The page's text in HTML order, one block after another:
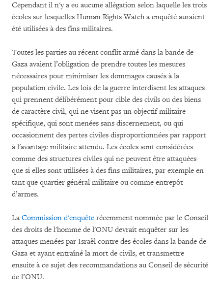
Cependant il n'y a eu aucune allégation selon laquelle les trois
écoles sur lesquelles Human Rights Watch a enquêté auraient
été utilisées à des fins militaires.
Toutes les parties au récent conflit armé dans la bande de
Gaza avaient l’obligation de prendre toutes les mesures
nécessaires pour minimiser les dommages causés à la
population civile. Les lois de la guerre interdisent les attaques
qui prennent délibérément pour cible des civils ou des biens
de caractère civil, qui ne visent pas un objectif militaire
spécifique, qui sont menées sans discernement, ou qui
occasionnent des pertes civiles disproportionnées par rapport
à l'avantage militaire attendu. Les écoles sont considérées
comme des structures civiles qui ne peuvent être attaquées
que si elles sont utilisées à des fins militaires, par exemple en
tant que quartier général militaire ou comme entrepôt
d’armes.
La Commission d'enquête récemment nommée par le Conseil
des droits de l'homme de l'ONU devrait enquêter sur les
attaques menées par Israël contre des écoles dans la bande de
Gaza et ayant entraîné la mort de civils, et transmettre
ensuite à ce sujet des recommandations au Conseil de sécurité
de l’ONU.